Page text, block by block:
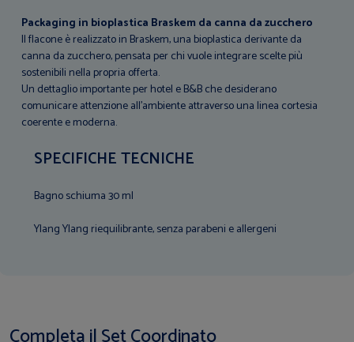
Packaging in bioplastica Braskem da canna da zucchero
Il flacone è realizzato in Braskem, una bioplastica derivante da
canna da zucchero, pensata per chi vuole integrare scelte più
sostenibili nella propria offerta.
Un dettaglio importante per hotel e B&B che desiderano
comunicare attenzione all’ambiente attraverso una linea cortesia
coerente e moderna.
SPECIFICHE TECNICHE
Bagno schiuma 30 ml
Ylang Ylang riequilibrante, senza parabeni e allergeni